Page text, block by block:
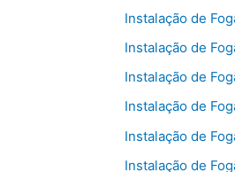
Instalação de
Instalação de
Instalação de
Instalação de
Instalação de
Instalação de